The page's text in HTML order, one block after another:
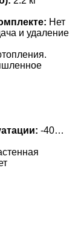
Нет
и удаление
-40…